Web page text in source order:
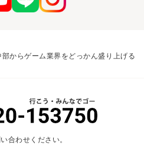
からゲーム業界をどっかん盛り上げる
合わせください。